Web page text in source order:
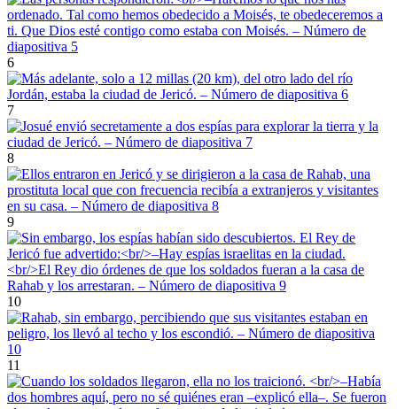
6
7
8
9
10
11